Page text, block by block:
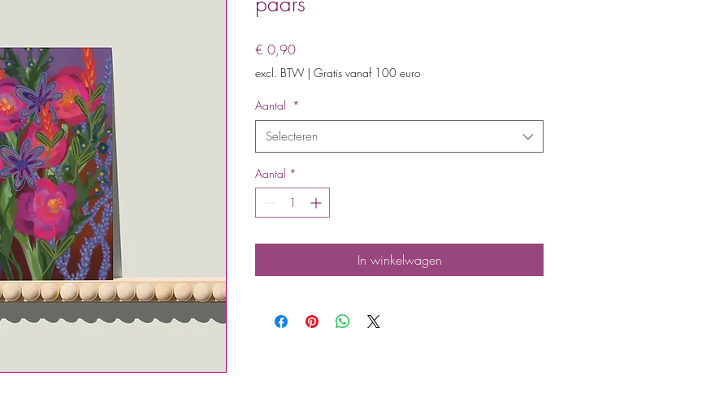
€ 0,90Prijs
excl. BTW| Gratis vanaf 100 euro
Aantal *
Selecteren
Aantal *
In winkelwagen